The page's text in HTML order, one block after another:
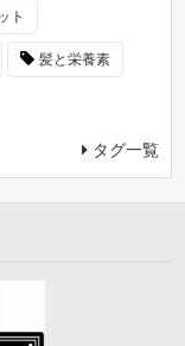
ト
髪と栄養素
タグ一覧